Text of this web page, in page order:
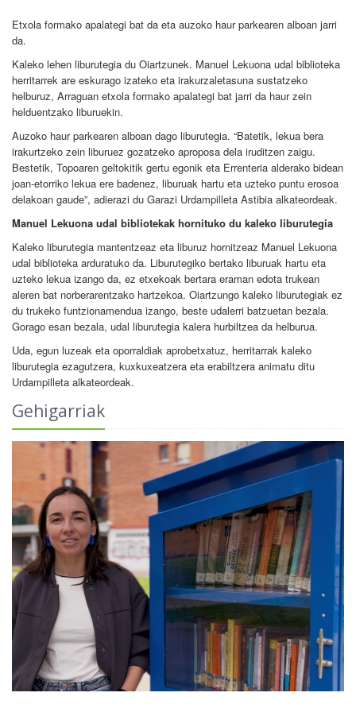
Etxola formako apalategi bat da eta auzoko haur parkearen alboan jarri
da.
Kaleko lehen liburutegia du Oiartzunek. Manuel Lekuona udal biblioteka
herritarrek are eskurago izateko eta irakurzaletasuna sustatzeko
helburuz, Arraguan etxola formako apalategi bat jarri da haur zein
helduentzako liburuekin.
Auzoko haur parkearen alboan dago liburutegia. “Batetik, lekua bera
irakurtzeko zein liburuez gozatzeko aproposa dela iruditzen zaigu.
Bestetik, Topoaren geltokitik gertu egonik eta Errenteria alderako bidean
joan-etorriko lekua ere badenez, liburuak hartu eta uzteko puntu erosoa
delakoan gaude”, adierazi du Garazi Urdampilleta Astibia alkateordeak.
Manuel Lekuona udal bibliotekak hornituko du kaleko liburutegia
Kaleko liburutegia mantentzeaz eta liburuz hornitzeaz Manuel Lekuona
udal biblioteka arduratuko da. Liburutegiko bertako liburuak hartu eta
uzteko lekua izango da, ez etxekoak bertara eraman edota trukean
aleren bat norberarentzako hartzekoa. Oiartzungo kaleko liburutegiak ez
du trukeko funtzionamendua izango, beste udalerri batzuetan bezala.
Gorago esan bezala, udal liburutegia kalera hurbiltzea da helburua.
Uda, egun luzeak eta oporraldiak aprobetxatuz, herritarrak kaleko
liburutegia ezagutzera, kuxkuxeatzera eta erabiltzera animatu ditu
Urdampilleta alkateordeak.
Gehigarriak